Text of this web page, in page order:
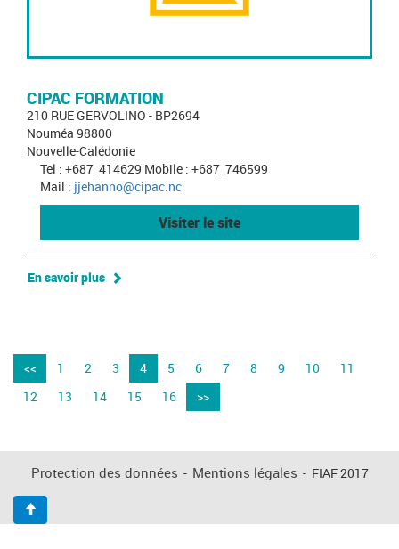
CIPAC FORMATION
210 RUE GERVOLINO - BP2694
Nouméa 98800
Nouvelle-Calédonie
Tel : +687_414629 Mobile : +687_746599
Mail : jjehanno@cipac.nc
Visiter le site
En savoir plus
<< 1 2 3 4 5 6 7 8 9 10
11
12
13 14 15 16 >>
Protection des données - Mentions légales - FIAF 2017